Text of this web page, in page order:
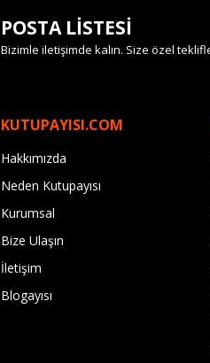
POSTA LİSTESİ
Bizimle iletişimde kalın. Size özel
KUTUPAYISI.COM
Hakkımızda
Neden Kutupayısı
Kurumsal
Bize Ulaşın
İletişim
Blogayısı